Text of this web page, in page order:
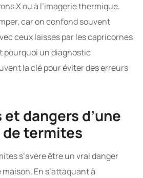
X ou à l’imagerie thermique.
car on confond souvent
ceux laissés par les capricornes
pourquoi un diagnostic
la clé pour éviter des erreurs
dangers d’une
termites
s’avère être un vrai danger
En s’attaquant à